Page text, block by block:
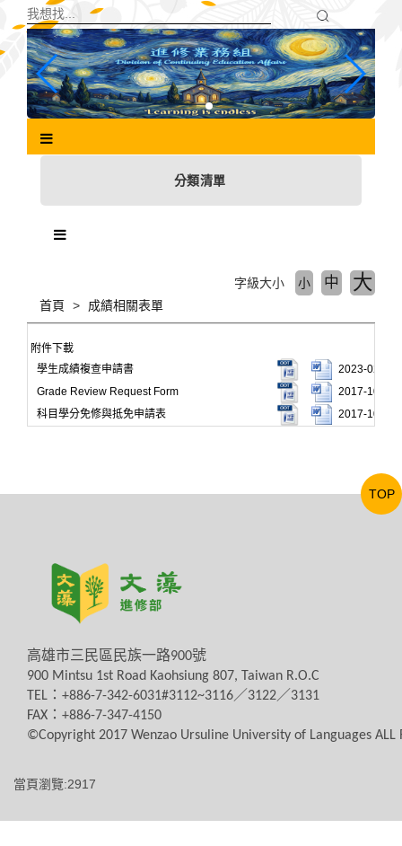
主
分類清單
首頁 成績相關表單
字級大小 小 中 大
附件下載
學生成績複查申請書
2023-02-03
Grade Review Request Form
2017-10-31
科目學分免修與抵免申請表
2017-10-31
高雄市三民區民族一路900號
900 Mintsu 1st Road Kaohsiung 807, Taiwan R.O.C
TEL ： +886-7-342-6031#3112~3116／ 3122／ 3131
FAX ： +886-7-347-4150
©Copyright 2017 Wenzao Ursuline University of Languages ALL
當頁瀏覽:2917
TOP